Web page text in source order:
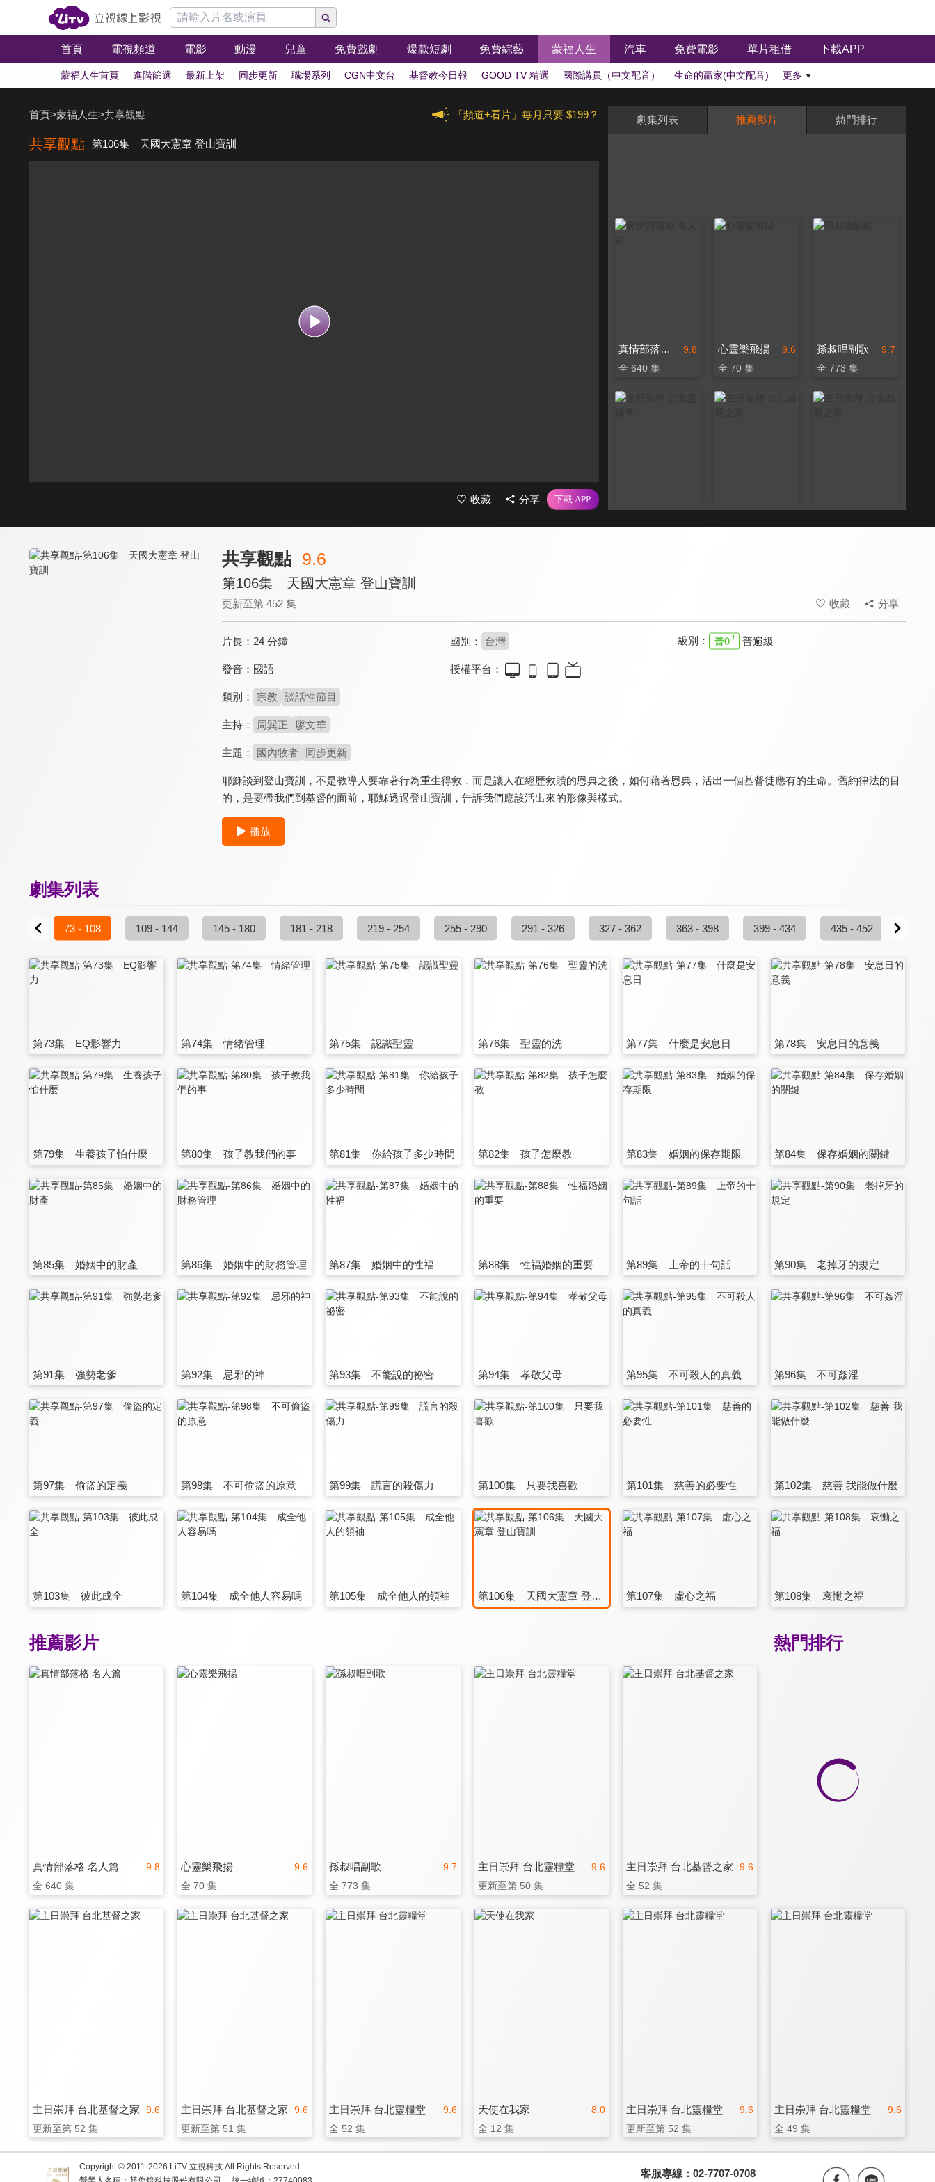
首頁 電視頻道 電影 動漫 兒童 免費戲劇 爆款短劇 免費綜藝 蒙福人生 汽車 免費電影 單片租借 下載APP
蒙福人生首頁 進階篩選 最新上架 同步更新 職場系列 CGN中文台 基督教今日報 GOOD TV 精選 國際講員（中文配音） 生命的贏家(中文配音) 更多
「頻道+看片」每月只要 $199？
首頁>蒙福人生>共享觀點
共享觀點 第106集 天國大憲章 登山寶訓
收藏 分享
劇集列表 推薦影片 熱門排行
9.8
真情部落格 名人篇
全 640 集
9.6
心靈樂飛揚
全 70 集
9.7
孫叔唱副歌
全 773 集
共享觀點 9.6
第106集 天國大憲章 登山寶訓
更新至第 452 集 收藏 分享
片長： 24 分鐘 國別： 台灣 級別： 普遍級
發音： 國語 授權平台：
類別： 宗教 談話性節目
主持： 周巽正 廖文華
主題： 國內牧者 同步更新
耶穌談到登山寶訓，不是教導人要靠著行為重生得救，而是讓人在經歷救贖的恩典之後，如何藉著恩典，活出一個基督徒應有的生命。舊約律法的目
的，是要帶我們到基督的面前，耶穌透過登山寶訓，告訴我們應該活出來的形像與樣式。
播放
劇集列表
73 - 108 109 - 144 145 - 180 181 - 218 219 - 254 255 - 290 291 - 326 327 - 362 363 - 398 399 - 434 435 - 452
第73集 EQ影響力 第74集 情緒管理 第75集 認識聖靈 第76集 聖靈的洗 第77集 什麼是安息日 第78集 安息日的意義
第79集 生養孩子怕什麼 第80集 孩子教我們的事 第81集 你給孩子多少時間 第82集 孩子怎麼教 第83集 婚姻的保存期限 第84集 保存婚姻的關鍵
第85集 婚姻中的財產 第86集 婚姻中的財務管理 第87集 婚姻中的性福 第88集 性福婚姻的重要 第89集 上帝的十句話 第90集 老掉牙的規定
第91集 強勢老爹 第92集 忌邪的神 第93集 不能說的祕密 第94集 孝敬父母 第95集 不可殺人的真義 第96集 不可姦淫
第97集 偷盜的定義 第98集 不可偷盜的原意 第99集 謊言的殺傷力 第100集 只要我喜歡 第101集 慈善的必要性 第102集 慈善 我能做什麼
第103集 彼此成全 第104集 成全他人容易嗎 第105集 成全他人的領袖 第106集 天國大憲章 登山寶訓 第107集 虛心之福 第108集 哀慟之福
熱門排行
推薦影片
9.8
真情部落格 名人篇
全 640 集
9.6
心靈樂飛揚
全 70 集
9.7
孫叔唱副歌
全 773 集
9.6
主日崇拜 台北靈糧堂
更新至第 50 集
9.6
主日崇拜 台北基督之家
全 52 集
9.6
主日崇拜 台北基督之家
更新至第 52 集
9.6
主日崇拜 台北基督之家
更新至第 51 集
9.6
主日崇拜 台北靈糧堂
全 52 集
8.0
天使在我家
全 12 集
9.6
主日崇拜 台北靈糧堂
更新至第 52 集
9.6
主日崇拜 台北靈糧堂
全 49 集
Copyright © 2011-2026 LiTV 立視科技 All Rights Reserved.
客服專線：02-7707-0708